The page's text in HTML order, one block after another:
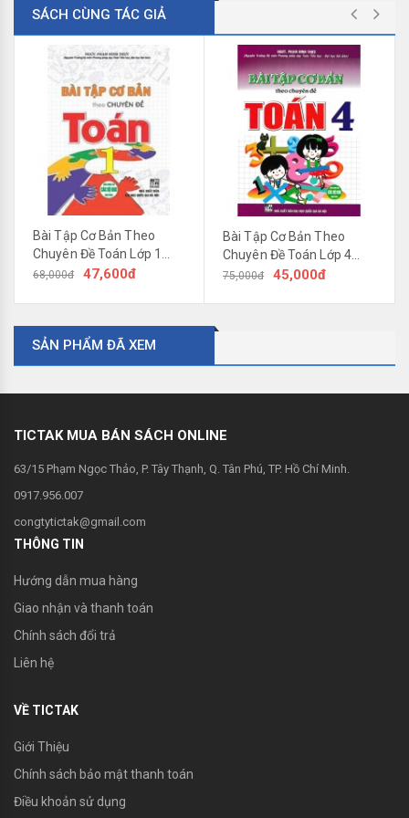
SÁCH CÙNG TÁC GIẢ
Bài Tập Cơ Bản Theo
Chuyên Đề Toán Lớp 1
(Dùng Chung Cho Các Bộ
68,000đ 47,600đ
Bài Tập Cơ Bản Theo
Chuyên Đề Toán Lớp 4
(Dùng Chung Cho Các Bộ
75,000đ 45,000đ
SẢN PHẨM ĐÃ XEM
TICTAK MUA BÁN SÁCH ONLINE
63/15 Phạm Ngọc Thảo, P. Tây Thạnh, Q. Tân Phú, TP. Hồ Chí Minh.
0917.956.007
congtytictak@gmail.com
THÔNG TIN
Hướng dẫn mua hàng
Giao nhận và thanh toán
Chính sách đổi trả
Liên hệ
VỀ TICTAK
Giới Thiệu
Chính sách bảo mật thanh toán
Điều khoản sử dụng